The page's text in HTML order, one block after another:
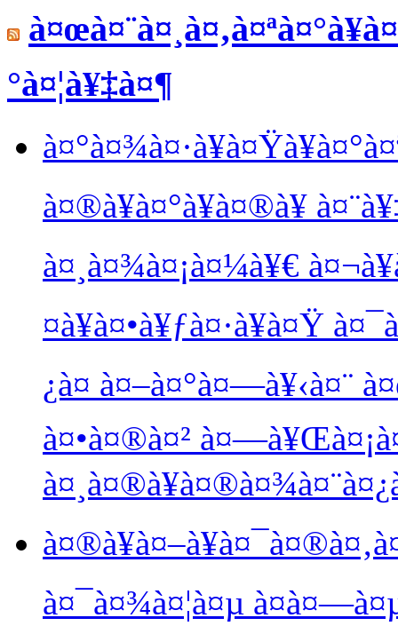
°à¤¦à¥‡à¤¶
à¤®à¥à¤°à¥à¤®à¥
à¤¸à¤¾à¤¡à¤¼à¥€
¤à¥à¤•à¥ƒà¤·à¥à¤Ÿ
¿à¤ à¤–à¤°à¤—à¥‹à¤¨
à¤•à¤®à¤²
à¤¯à¤¾à¤¦à¤µ